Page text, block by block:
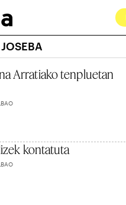
Arratiako tenpluetan
kontatuta